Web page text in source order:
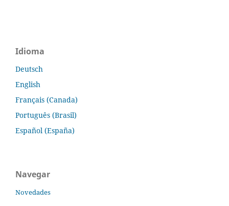
Idioma
Deutsch
English
Français (Canada)
Português (Brasil)
Español (España)
Navegar
Novedades